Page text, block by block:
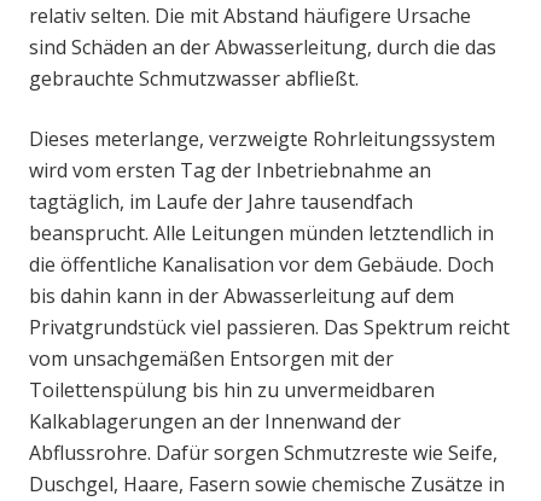
relativ selten. Die mit Abstand häufigere Ursache
sind Schäden an der Abwasserleitung, durch die das
gebrauchte Schmutzwasser abfließt.
Dieses meterlange, verzweigte Rohrleitungssystem
wird vom ersten Tag der Inbetriebnahme an
tagtäglich, im Laufe der Jahre tausendfach
beansprucht. Alle Leitungen münden letztendlich in
die öffentliche Kanalisation vor dem Gebäude. Doch
bis dahin kann in der Abwasserleitung auf dem
Privatgrundstück viel passieren. Das Spektrum reicht
vom unsachgemäßen Entsorgen mit der
Toilettenspülung bis hin zu unvermeidbaren
Kalkablagerungen an der Innenwand der
Abflussrohre. Dafür sorgen Schmutzreste wie Seife,
Duschgel, Haare, Fasern sowie chemische Zusätze in